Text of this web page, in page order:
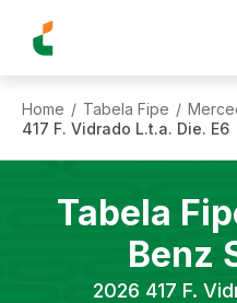
Home / Tabela Fipe /
417 F. Vidrado L.t.a. Die. E6
Tabela
Benz
2026 417 F.